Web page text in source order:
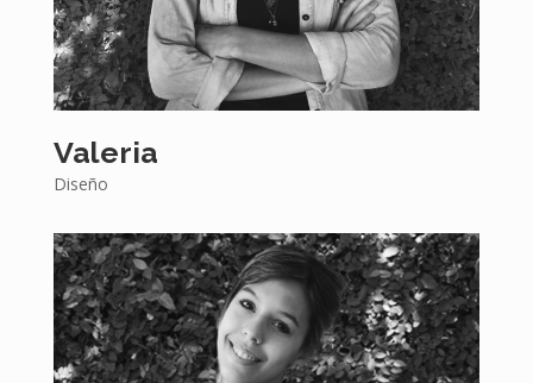
Valeria
Diseño